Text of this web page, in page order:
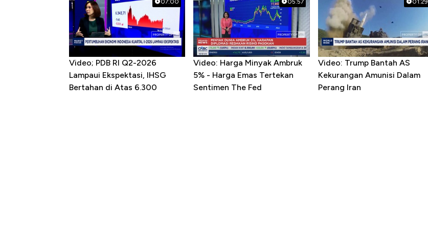
Video; PDB RI Q2-2026
Lampaui Ekspektasi, IHSG
Bertahan di Atas 6.300
Video: Harga Minyak Ambruk
5% - Harga Emas Tertekan
Sentimen The Fed
Video: Trump Bantah AS
Kekurangan Amunisi Dalam
Perang Iran